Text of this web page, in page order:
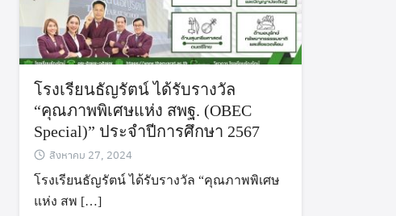
โรงเรียนธัญรัตน์ ได้รับรางวัล
“คุณภาพพิเศษแห่ง สพฐ. (OBEC
Special)” ประจำปีการศึกษา 2567
สิงหาคม 27, 2024
โรงเรียนธัญรัตน์ ได้รับรางวัล “คุณภาพพิเศษ
แห่ง สพ […]